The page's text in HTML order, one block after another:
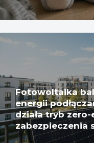
Fotowoltaika
energii
działa tryb
zabezpieczenia